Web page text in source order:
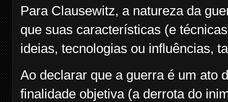
Para Clausewitz, a natureza da
que suas características (e
ideias, tecnologias ou influências,
Ao declarar que a guerra é um ato
finalidade objetiva (a derrota do